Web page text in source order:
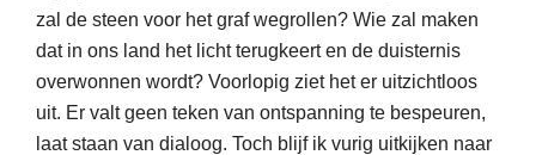
zal de steen voor het graf wegrollen? Wie zal maken
dat in ons land het licht terugkeert en de duisternis
overwonnen wordt? Voorlopig ziet het er uitzichtloos
uit. Er valt geen teken van ontspanning te bespeuren,
laat staan van dialoog. Toch blijf ik vurig uitkijken naar